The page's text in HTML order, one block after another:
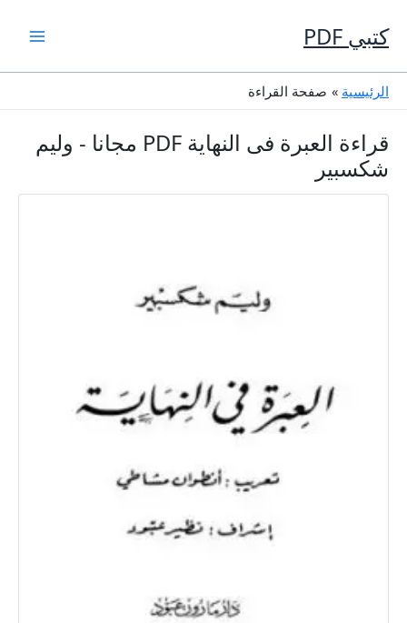
إلى
المحتوى
كتبي PDF
الرئيسية صفحة القراءة
قراءة العبرة فى النهاية PDF مجانا - وليم
شكسبير